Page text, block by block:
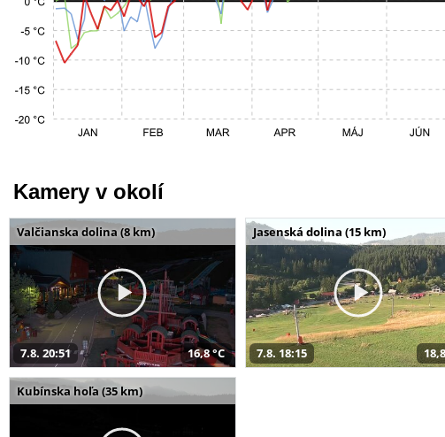
Kamery v okolí
Valčianska dolina (8 km)
7.8. 20:51 16,8 °C
Jasenská dolina (15 km)
7.8. 18:15
Kubínska hoľa (35 km)